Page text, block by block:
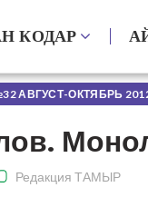
КОДАР
АВГУСТ-ОКТЯБРЬ
Редакция ТАМЫР